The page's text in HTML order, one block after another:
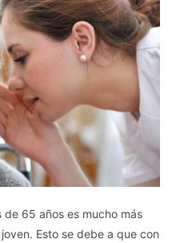
de 65 años es mucho más
Esto se debe a que con